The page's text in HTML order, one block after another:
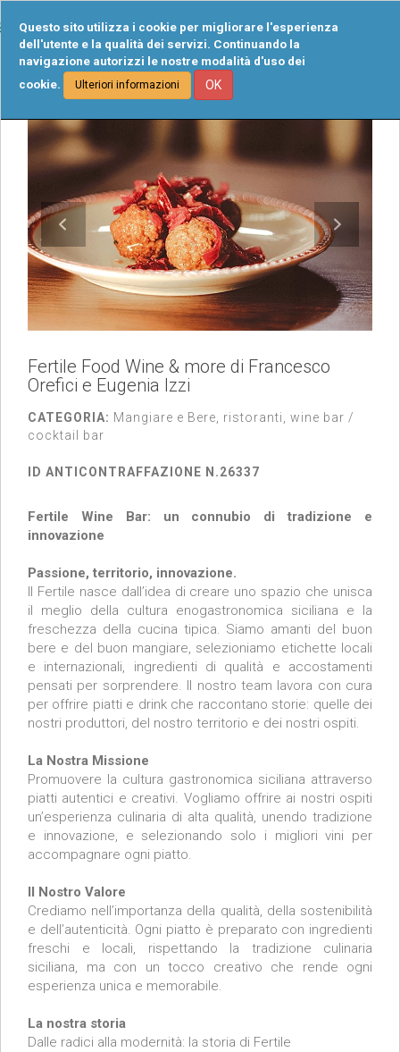
Questo sito utilizza i cookie per migliorare l'esperienza
dell'utente e la qualità dei servizi. Continuando la
navigazione autorizzi le nostre modalità d'uso dei
cookie.
Ulteriori informazioni OK
Fertile Food Wine & more di Francesco
Orefici e Eugenia Izzi
CATEGORIA: Mangiare e Bere, ristoranti, wine bar /
cocktail bar
ID ANTICONTRAFFAZIONE N.26337
Fertile Wine Bar: un connubio di tradizione e
innovazione
Passione, territorio, innovazione.
Il Fertile nasce dall’idea di creare uno spazio che unisca
il meglio della cultura enogastronomica siciliana e la
freschezza della cucina tipica. Siamo amanti del buon
bere e del buon mangiare, selezioniamo etichette locali
e internazionali, ingredienti di qualità e accostamenti
pensati per sorprendere. Il nostro team lavora con cura
per offrire piatti e drink che raccontano storie: quelle dei
nostri produttori, del nostro territorio e dei nostri ospiti.
La Nostra Missione
Promuovere la cultura gastronomica siciliana attraverso
piatti autentici e creativi. Vogliamo offrire ai nostri ospiti
un’esperienza culinaria di alta qualità, unendo tradizione
e innovazione, e selezionando solo i migliori vini per
accompagnare ogni piatto.
Il Nostro Valore
Crediamo nell’importanza della qualità, della sostenibilità
e dell’autenticità. Ogni piatto è preparato con ingredienti
freschi e locali, rispettando la tradizione culinaria
siciliana, ma con un tocco creativo che rende ogni
esperienza unica e memorabile.
La nostra storia
Dalle radici alla modernità: la storia di Fertile